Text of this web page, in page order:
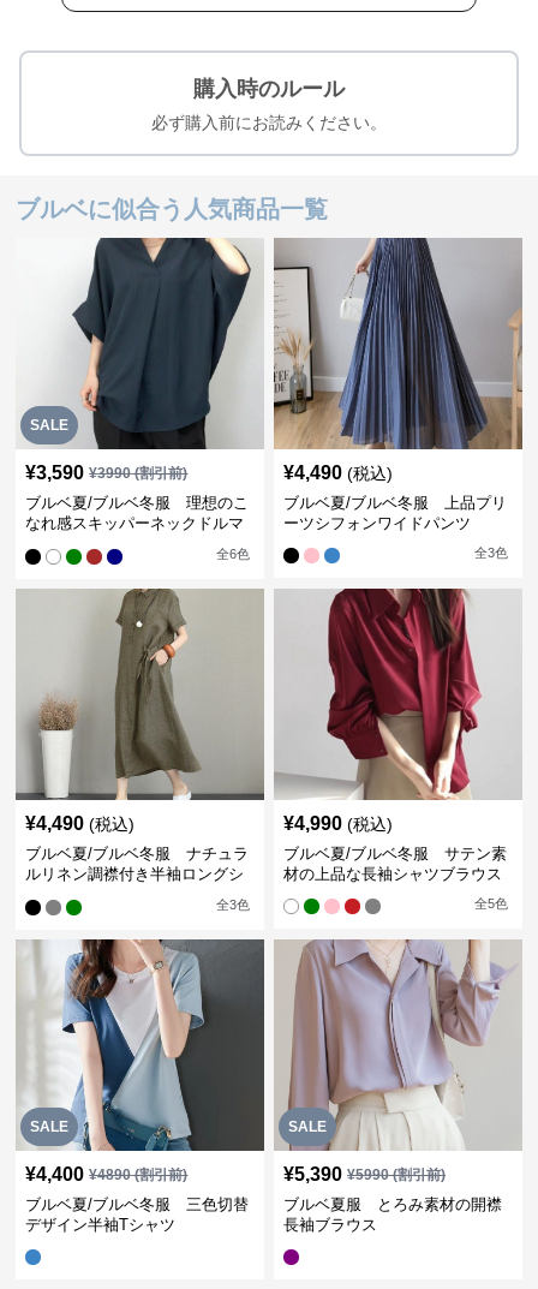
購入時のルール
必ず購入前にお読みください。
ブルベに似合う人気商品一覧
SALE
¥3,590 ¥3990(割引前)
ブルベ夏/ブルベ冬服 理想のこ
なれ感スキッパーネックドルマ
全6色
¥4,490 (税込)
ブルベ夏/ブルベ冬服 上品プリ
ーツシフォンワイドパンツ
全3色
¥4,490 (税込)
ブルベ夏/ブルベ冬服 ナチュラ
ルリネン調襟付き半袖ロングシ
全3色
¥4,990 (税込)
ブルベ夏/ブルベ冬服 サテン素
材の上品な長袖シャツブラウス
全5色
SALE
¥4,400 ¥4890(割引前)
ブルベ夏/ブルベ冬服 三色切替
デザイン半袖Tシャツ
SALE
¥5,390 ¥5990(割引前)
ブルベ夏服 とろみ素材の開襟
長袖ブラウス